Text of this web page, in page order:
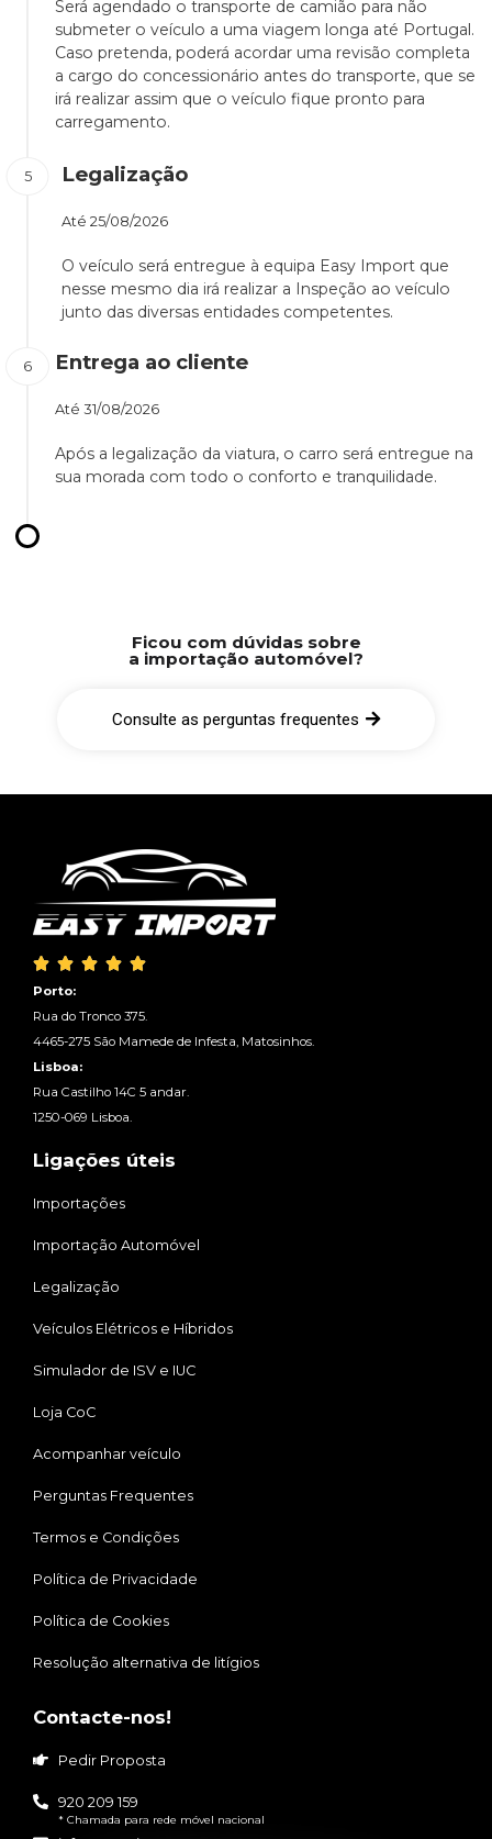
Será agendado o transporte de camião para não
submeter o veículo a uma viagem longa até Portugal.
Caso pretenda, poderá acordar uma revisão completa
a cargo do concessionário antes do transporte, que se
irá realizar assim que o veículo fique pronto para
carregamento.
Legalização
Até 25/08/2026
O veículo será entregue à equipa Easy Import que
nesse mesmo dia irá realizar a Inspeção ao veículo
junto das diversas entidades competentes.
Entrega ao cliente
Até 31/08/2026
Após a legalização da viatura, o carro será entregue na
sua morada com todo o conforto e tranquilidade.
Ficou com dúvidas sobre
a importação automóvel?
Consulte as perguntas frequentes
    
Porto:
Rua do Tronco 375.
4465-275 São Mamede de Infesta, Matosinhos.
Lisboa:
Rua Castilho 14C 5 andar.
1250-069 Lisboa.
Ligações úteis
Importações
Importação Automóvel
Legalização
Veículos Elétricos e Híbridos
Simulador de ISV e IUC
Loja CoC
Acompanhar veículo
Perguntas Frequentes
Termos e Condições
Política de Privacidade
Política de Cookies
Resolução alternativa de litígios
Contacte-nos!
Pedir Proposta
920 209 159
* Chamada para rede móvel nacional